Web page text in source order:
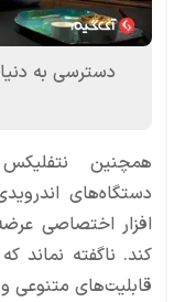
دسترسی به
همچنین
افزار اختصاصی
کند. ناگفته نماند
قابلیت‌های